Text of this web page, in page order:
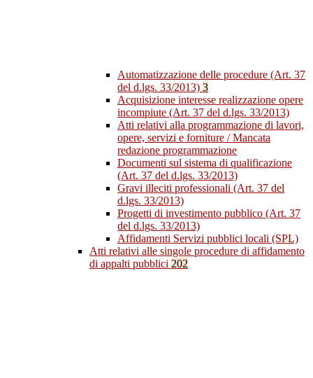
Automatizzazione delle procedure (Art. 37
del d.lgs. 33/2013) 3
Acquisizione interesse realizzazione opere
incompiute (Art. 37 del d.lgs. 33/2013)
Atti relativi alla programmazione di lavori,
opere, servizi e forniture / Mancata
redazione programmazione
Documenti sul sistema di qualificazione
(Art. 37 del d.lgs. 33/2013)
Gravi illeciti professionali (Art. 37 del
d.lgs. 33/2013)
Progetti di investimento pubblico (Art. 37
del d.lgs. 33/2013)
Affidamenti Servizi pubblici locali (SPL)
Atti relativi alle singole procedure di affidamento
di appalti pubblici 202